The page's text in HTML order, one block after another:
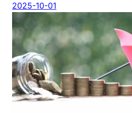
2025-10-01